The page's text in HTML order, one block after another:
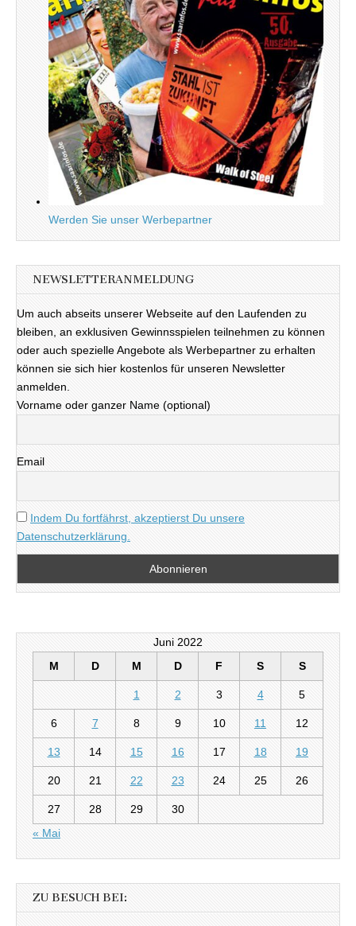
Werden Sie unser Werbepartner
NEWSLETTERANMELDUNG
Um auch abseits unserer Webseite auf den Laufenden zu
bleiben, an exklusiven Gewinnsspielen teilnehmen zu können
oder auch spezielle Angebote als Werbepartner zu erhalten
können sie sich hier kostenlos für unseren Newsletter
anmelden.
Vorname oder ganzer Name (optional)
Email
Indem Du fortfährst, akzeptierst Du unsere
Datenschutzerklärung.
Juni 2022
M
D M D F S S
1 2 3 4 5
6 7 8 9 10 11 12
13 14 15 16 17 18 19
20 21 22 23 24 25 26
27 28 29
30
« Mai
ZU BESUCH BEI: